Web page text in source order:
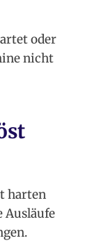
oder
nicht
harten
Ausläufe